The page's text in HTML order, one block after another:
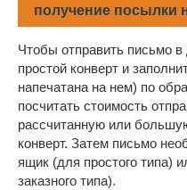
получение посылки
Чтобы отправить письмо в
простой конверт и
напечатана на нем) по
посчитать стоимость
рассчитанную или
конверт. Затем письмо
ящик (для простого типа)
заказного типа).